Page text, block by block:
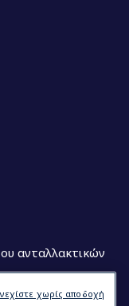
ανταλλακτικών
χωρίς αποδοχή